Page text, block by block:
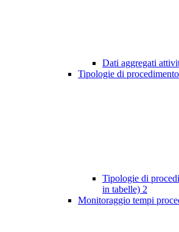
Dati aggregati
Tipologie di procedimento
Tipologie di
in tabelle) 2
Monitoraggio tempi